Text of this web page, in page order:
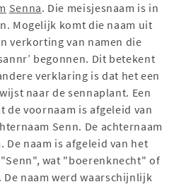
Senna. Die meisjesnaam is in
Mogelijk komt die naam uit
verkorting van namen die
begonnen. Dit betekent
verklaring is dat het een
naar de sennaplant. Een
de voornaam is afgeleid van
Senn. De achternaam
De naam is afgeleid van het
wat "boerenknecht" of
naam werd waarschijnlijk